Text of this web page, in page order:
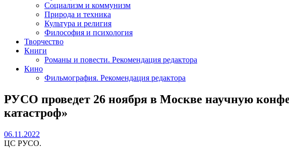
Социализм и коммунизм
Природа и техника
Культура и религия
Философия и психология
Творчество
Книги
Романы и повести. Рекомендация редактора
Кино
Фильмография. Рекомендация редактора
РУСО проведет 26 ноября в Москве научную
катастроф»
06.11.2022
ЦС РУСО.